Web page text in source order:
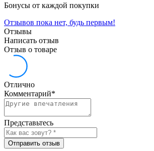
Бонусы от каждой покупки
Отзывов пока нет, будь первым!
Отзывы
Написать отзыв
Отзыв о товаре
Отлично
Комментарий*
Представьтесь
Отправить отзыв